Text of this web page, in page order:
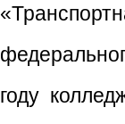
году